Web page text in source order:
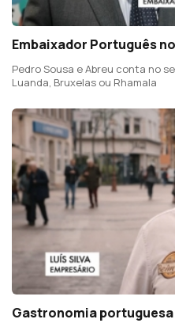
Embaixador Português
Pedro Sousa e Abreu conta no
Luanda, Bruxelas ou Rhamala
Gastronomia